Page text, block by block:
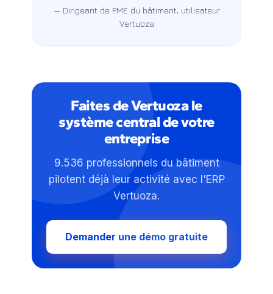
— Dirigeant de PME du bâtiment, utilisateur
Vertuoza
Faites de Vertuoza le
système central de votre
entreprise
9.536 professionnels du bâtiment
pilotent déjà leur activité avec l'ERP
Vertuoza.
Demander une démo gratuite